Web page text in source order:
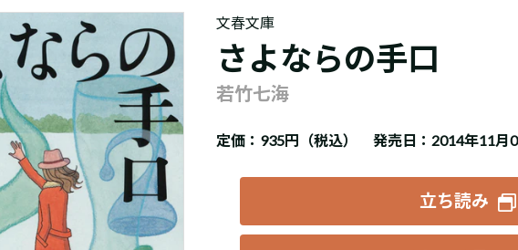
文春文庫
さよならの手口
若竹七海
定価： 935円（税込） 発売日：2014年11月
立ち読み